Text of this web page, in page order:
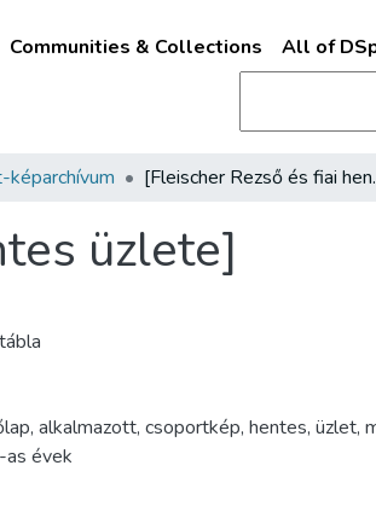
Communities & Collections All of
képarchívum
üzlete]
, alkalmazott, csoportkép, hentes, üzlet,
évek